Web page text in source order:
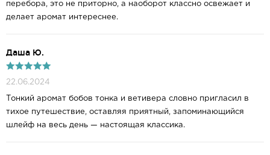
перебора, это не приторно, а наоборот классно освежает и
делает аромат интереснее.
Даша Ю.
22.06.2024
Тонкий аромат бобов тонка и ветивера словно пригласил в
тихое путешествие, оставляя приятный, запоминающийся
шлейф на весь день — настоящая классика.